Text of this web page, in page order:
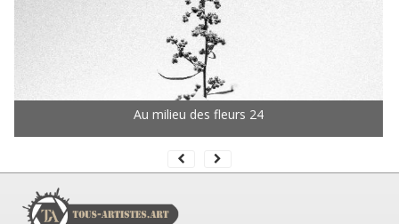
Au milieu des fleurs 24